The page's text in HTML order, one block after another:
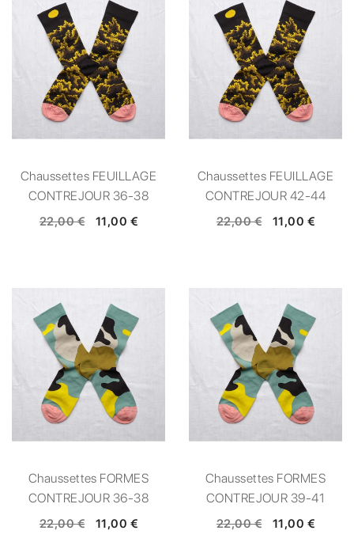
Chaussettes FEUILLAGE
CONTREJOUR 36-38
22,00 € 11,00 €
Chaussettes FEUILLAGE
CONTREJOUR 42-44
22,00 € 11,00 €
Chaussettes FORMES
CONTREJOUR 36-38
22,00 € 11,00 €
Chaussettes FORMES
CONTREJOUR 39-41
22,00 € 11,00 €